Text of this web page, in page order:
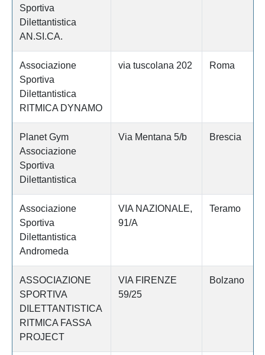
Sportiva
Dilettantistica
AN.SI.CA.
Associazione
Sportiva
Dilettantistica
RITMICA DYNAMO
via tuscolana 202 Roma
Planet Gym
Associazione
Sportiva
Dilettantistica
Via Mentana 5/b Brescia
Associazione
Sportiva
Dilettantistica
Andromeda
VIA NAZIONALE,
91/A
Teramo
ASSOCIAZIONE
SPORTIVA
DILETTANTISTICA
RITMICA FASSA
PROJECT
VIA FIRENZE
59/25
Bolzano